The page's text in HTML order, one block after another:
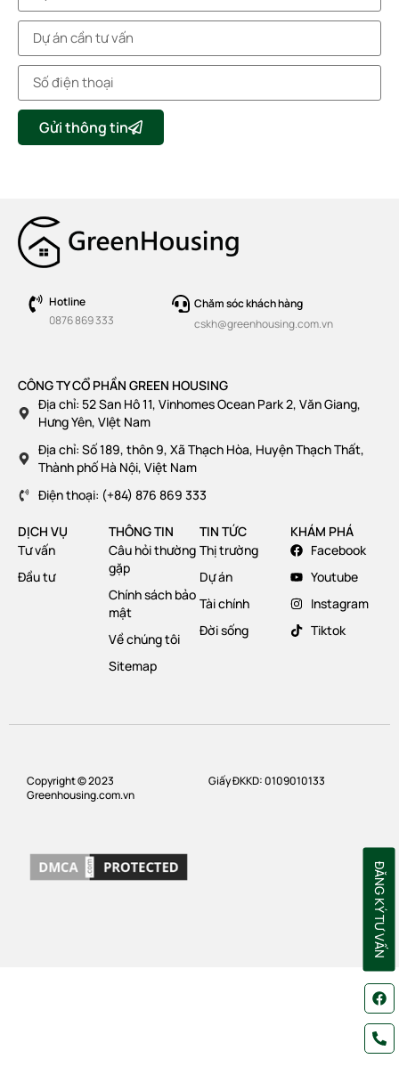
Gửi thông tin
Hotline
0876 869 333
Chăm sóc khách hàng
cskh@greenhousing.com.vn
CÔNG TY CỔ PHẦN GREEN HOUSING
Địa chỉ: 52 San Hô 11, Vinhomes Ocean Park 2, Văn Giang,
Hưng Yên, VIệt Nam
Địa chỉ: Số 189, thôn 9, Xã Thạch Hòa, Huyện Thạch Thất,
Thành phố Hà Nội, Việt Nam
Điện thoại: (+84) 876 869 333
DỊCH VỤ
Tư vấn
Đầu tư
THÔNG TIN
Câu hỏi thường
gặp
Chính sách bảo
mật
Về chúng tôi
Sitemap
TIN TỨC
Thị trường
Dự án
Tài chính
Đời sống
KHÁM PHÁ
Facebook
Youtube
Instagram
Tiktok
Copyright © 2023
Greenhousing.com.vn
Giấy ĐKKD: 0109010133
ĐĂNG KÝ TƯ VẤN